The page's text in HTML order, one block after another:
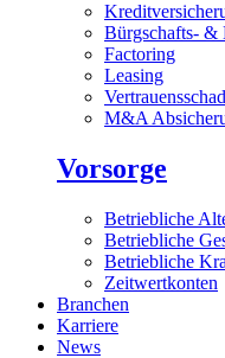
Bürgschafts- &
Factoring
Leasing
M&A
Vorsorge
Betriebliche
Betriebliche
Betriebliche
Zeitwertkonten
Branchen
Karriere
News